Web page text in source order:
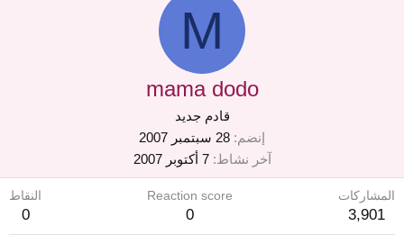
M
mama dodo
قادم جديد
إنضم 28 سبتمبر 2007
آخر نشاط 7 أكتوبر 2007
المشاركات
3,901
Reaction score
0
النقاط
0